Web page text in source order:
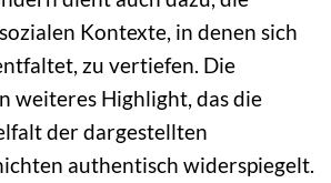
Kontexte, in denen sich
zu vertiefen. Die
weiteres Highlight, das die
der dargestellten
authentisch widerspiegelt.